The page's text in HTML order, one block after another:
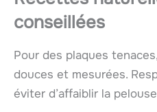
conseillées
Pour des plaques
douces et mesurées.
éviter d’affaiblir la